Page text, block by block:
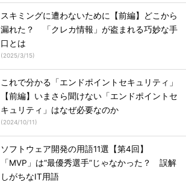
スキミングに遭わないために【前編】どこから
漏れた？ 「クレカ情報」が盗まれる巧妙な手
口とは
(2025/3/15)
これで分かる「エンドポイントセキュリティ」
【前編】いまさら聞けない「エンドポイントセ
キュリティ」はなぜ必要なのか
(2024/10/11)
ソフトウェア開発の用語11選【第4回】
「MVP」は“最優秀選手”じゃなかった？ 誤解
しがちなIT用語